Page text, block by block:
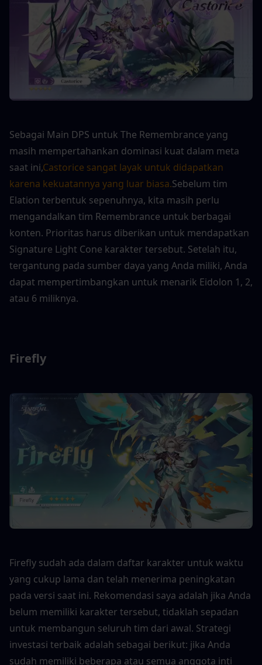
Sebagai Main DPS untuk The Remembrance yang
masih mempertahankan dominasi kuat dalam meta
saat ini,Castorice sangat layak untuk didapatkan
karena kekuatannya yang luar biasa.Sebelum tim
Elation terbentuk sepenuhnya, kita masih perlu
mengandalkan tim Remembrance untuk berbagai
konten. Prioritas harus diberikan untuk mendapatkan
Signature Light Cone karakter tersebut. Setelah itu,
tergantung pada sumber daya yang Anda miliki, Anda
dapat mempertimbangkan untuk menarik Eidolon 1, 2,
atau 6 miliknya.
Firefly
Firefly sudah ada dalam daftar karakter untuk waktu
yang cukup lama dan telah menerima peningkatan
pada versi saat ini. Rekomendasi saya adalah jika Anda
belum memiliki karakter tersebut, tidaklah sepadan
untuk membangun seluruh tim dari awal. Strategi
investasi terbaik adalah sebagai berikut: jika Anda
sudah memiliki beberapa atau semua anggota inti